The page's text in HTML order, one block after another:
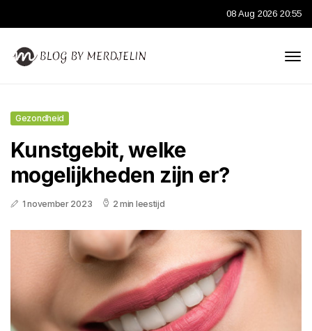
08 Aug 2026 20:55
Gezondheid
Kunstgebit, welke
mogelijkheden zijn er?
1 november 2023 2 min leestijd